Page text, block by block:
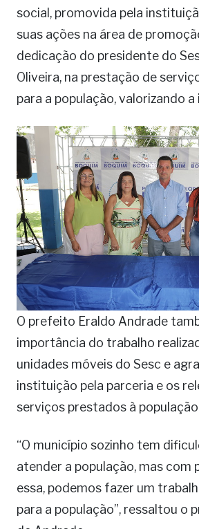
social, promovida pela
suas ações na área de
dedicação do presidente do
Oliveira, na prestação de
para a população, valorizando
O prefeito Eraldo Andrade
importância do trabalho
unidades móveis do Sesc e
instituição pela parceria e os
serviços prestados à
“O município sozinho tem
atender a população, mas com
essa, podemos fazer um
para a população”, ressaltou o